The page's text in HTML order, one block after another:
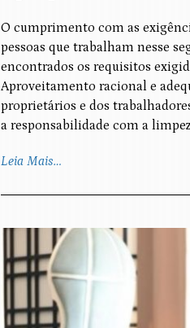
O cumprimento com as
pessoas que trabalham nesse
encontrados os requisitos
Aproveitamento racional e
proprietários e dos
a responsabilidade com a
Leia Mais…